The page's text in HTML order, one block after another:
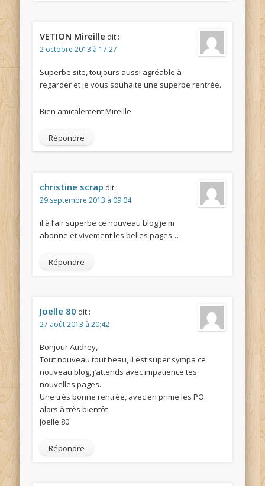
VETION Mireille dit :
2 octobre 2013 à 17:27
Superbe site, toujours aussi agréable à
regarder et je vous souhaite une superbe rentrée.
Bien amicalement Mireille
Répondre
christine scrap dit :
29 septembre 2013 à 09:04
il à l’air superbe ce nouveau blog je m
abonne et vivement les belles pages…
Répondre
Joelle 80 dit :
27 août 2013 à 20:42
Bonjour Audrey,
Tout nouveau tout beau, il est super sympa ce
nouveau blog, j’attends avec impatience tes
nouvelles pages.
Une très bonne rentrée, avec en prime les PO.
alors à très bientôt
joelle 80
Répondre